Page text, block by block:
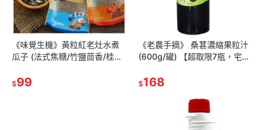
《味覺生機》黃粒紅老灶水煮
瓜子 (法式焦糖/竹鹽茴香/桂圓
$99
《老農手摘》 桑葚濃縮果粒汁
(600g/罐) 【超取限7瓶，宅配
$168